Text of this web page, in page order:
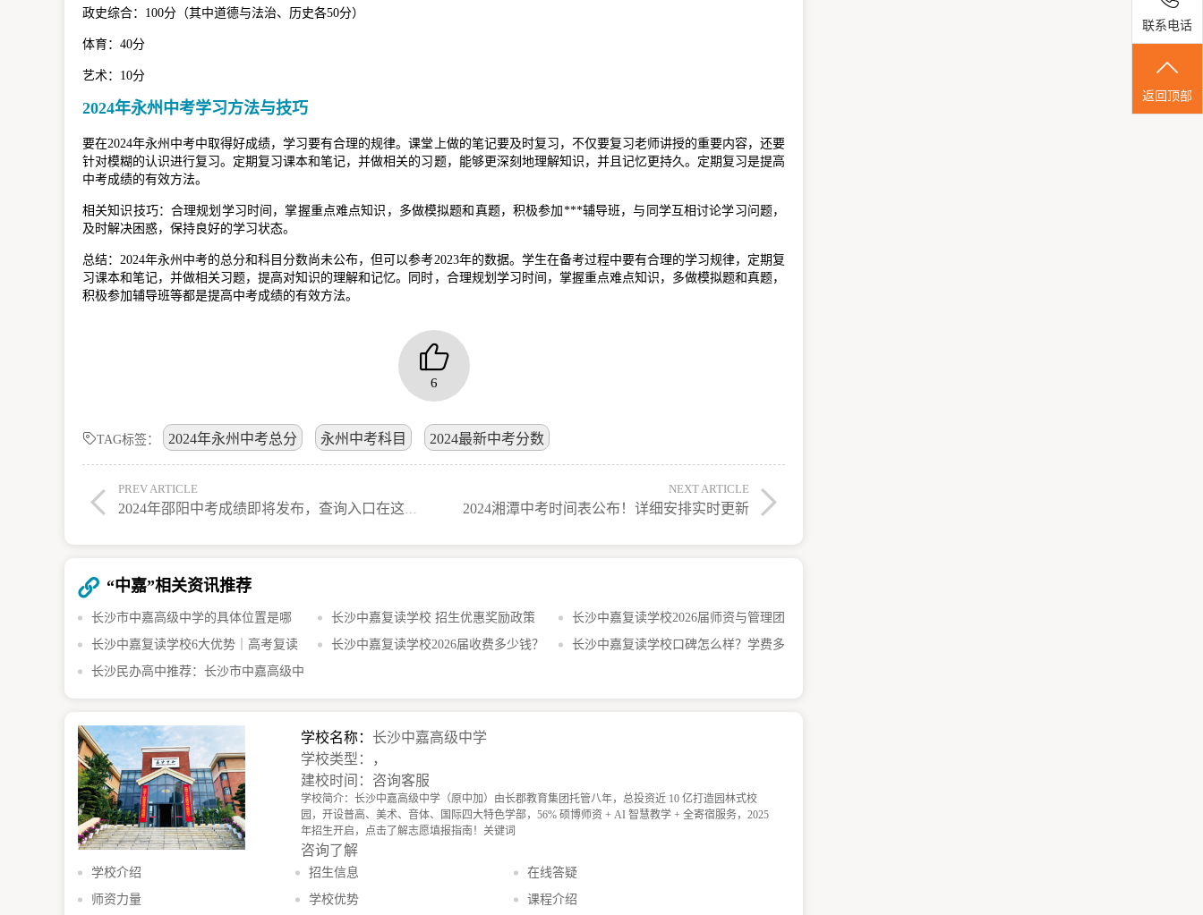
政史综合：100分（其中道德与法治、历史各50分）
体育：40分
艺术：10分
2024年永州中考学习方法与技巧
要在2024年永州中考中取得好成绩，学习要有合理的规律。课堂上做的笔记要及时复习，不仅要复习老师讲授的重要内容，还要
针对模糊的认识进行复习。定期复习课本和笔记，并做相关的习题，能够更深刻地理解知识，并且记忆更持久。定期复习是提高
中考成绩的有效方法。
相关知识技巧：合理规划学习时间，掌握重点难点知识，多做模拟题和真题，积极参加***辅导班，与同学互相讨论学习问题，
及时解决困惑，保持良好的学习状态。
总结：2024年永州中考的总分和科目分数尚未公布，但可以参考2023年的数据。学生在备考过程中要有合理的学习规律，定期复
习课本和笔记，并做相关习题，提高对知识的理解和记忆。同时，合理规划学习时间，掌握重点难点知识，多做模拟题和真题，
积极参加辅导班等都是提高中考成绩的有效方法。
6
TAG标签： 2024年永州中考总分 永州中考科目 2024最新中考分数
PREV ARTICLE
2024年邵阳中考成绩即将发布，查询入口在这里！
NEXT ARTICLE
2024湘潭中考时间表公布！详细安排实时更新
“中嘉”相关资讯推荐
长沙市中嘉高级中学的具体位置是哪
里？
长沙中嘉复读学校 招生优惠奖励政策
2026复读生必看
长沙中嘉复读学校2026届师资与管理团
队介绍
长沙中嘉复读学校6大优势｜高考复读
班怎么选
长沙中嘉复读学校2026届收费多少钱？
长沙中嘉复读学校口碑怎么样？学费多
长沙民办高中推荐：长沙市中嘉高级中
学的办学特色与优势
学校名称： 长沙中嘉高级中学
学校类型：，
建校时间：咨询客服
学校简介：长沙中嘉高级中学（原中加）由长郡教育集团托管八年，总投资近 10 亿打造园林式校
园，开设普高、美术、音体、国际四大特色学部，56% 硕博师资 + AI 智慧教学 + 全寄宿服务，2025
年招生开启，点击了解志愿填报指南！​ 关键词​
咨询了解
学校介绍 招生信息
在线答疑
师资力量
学校优势 课程介绍
联系电话
返回顶部